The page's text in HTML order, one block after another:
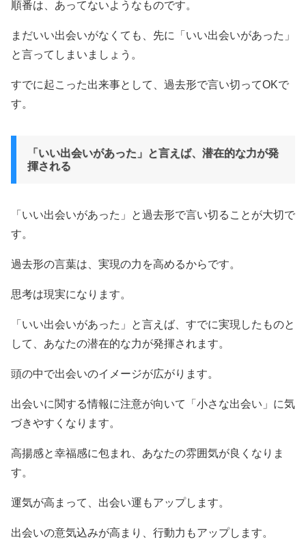
順番は、あってないようなものです。
まだいい出会いがなくても、先に「いい出会いがあった」
と言ってしまいましょう。
すでに起こった出来事として、過去形で言い切ってOKで
す。
「いい出会いがあった」と言えば、潜在的な力が発
揮される
「いい出会いがあった」と過去形で言い切ることが大切で
す。
過去形の言葉は、実現の力を高めるからです。
思考は現実になります。
「いい出会いがあった」と言えば、すでに実現したものと
して、あなたの潜在的な力が発揮されます。
頭の中で出会いのイメージが広がります。
出会いに関する情報に注意が向いて「小さな出会い」に気
づきやすくなります。
高揚感と幸福感に包まれ、あなたの雰囲気が良くなりま
す。
運気が高まって、出会い運もアップします。
出会いの意気込みが高まり、行動力もアップします。